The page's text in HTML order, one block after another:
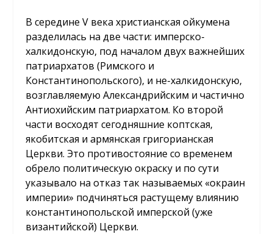
В середине V века христианская ойкумена
разделилась на две части: имперско-
халкидонскую, под началом двух важнейших
патриархатов (Римского и
Константинопольского), и не-халкидонскую,
возглавляемую Александрийским и частично
Антиохийским патриархатом. Ко второй
части восходят сегодняшние коптская,
якобитская и армянская григорианская
Церкви. Это противостояние со временем
обрело политическую окраску и по сути
указывало на отказ так называемых «окраин
империи» подчиняться растущему влиянию
константинопольской имперской (уже
византийской) Церкви.